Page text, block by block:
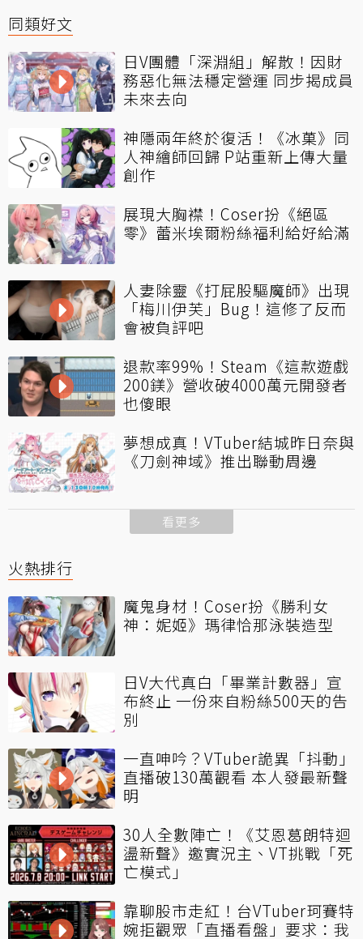
同類好文
日V團體「深淵組」解散！因財
務惡化無法穩定營運 同步揭成員
未來去向
神隱兩年終於復活！《冰菓》同
人神繪師回歸 P站重新上傳大量
創作
展現大胸襟！Coser扮《絕區
零》蕾米埃爾粉絲福利給好給滿
人妻除靈《打屁股驅魔師》出現
「梅川伊芙」Bug！這修了反而
會被負評吧
退款率99%！Steam《這款遊戲
200鎂》營收破4000萬元開發者
也傻眼
夢想成真！VTuber結城昨日奈與
《刀劍神域》推出聯動周邊
看更多
火熱排行
魔鬼身材！Coser扮《勝利女
神：妮姬》瑪律恰那泳裝造型
日V大代真白「畢業計數器」宣
布終止 一份來自粉絲500天的告
別
一直呻吟？VTuber詭異「抖動」
直播破130萬觀看 本人發最新聲
明
30人全數陣亡！《艾恩葛朗特迴
盪新聲》邀實況主、VT挑戰「死
亡模式」
靠聊股市走紅！台VTuber珂賽特
婉拒觀眾「直播看盤」要求：我